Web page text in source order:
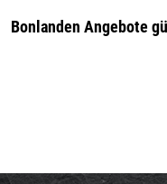
Bonlanden Angebote